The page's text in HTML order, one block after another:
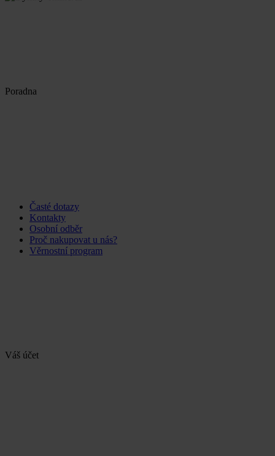
Poradna
Časté dotazy
Kontakty
Osobní odběr
Proč nakupovat u nás?
Věrnostní program
Váš účet